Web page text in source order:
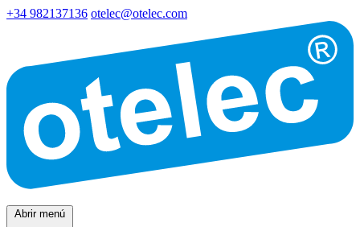
+34 982137136 otelec@otelec.com
Abrir menú